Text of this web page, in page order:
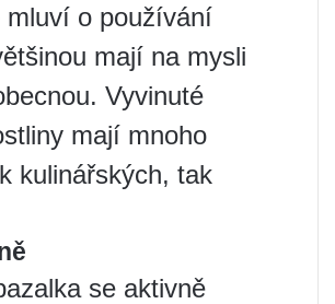
mluví o používání
mají na mysli
Vyvinuté
mají mnoho
kulinářských, tak
se aktivně